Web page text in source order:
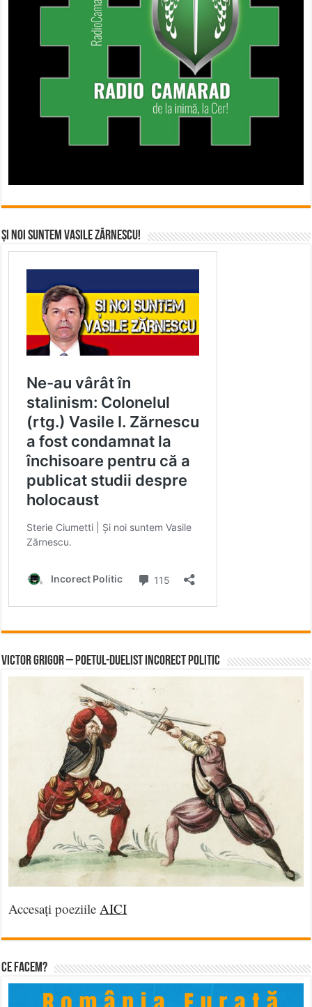
Și noi suntem Vasile Zărnescu!
Victor Grigor – Poetul-Duelist Incorect Politic
Accesați poeziile AICI
Ce facem?